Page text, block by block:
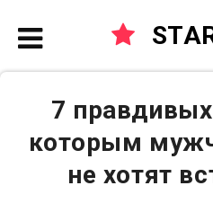
7
которым
не хотят